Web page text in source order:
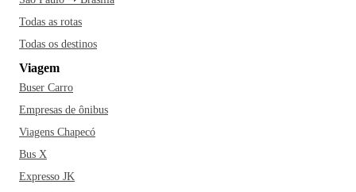
Todas as rotas
Todas os destinos
Viagem
Buser Carro
Empresas de ônibus
Viagens Chapecó
Bus X
Expresso JK